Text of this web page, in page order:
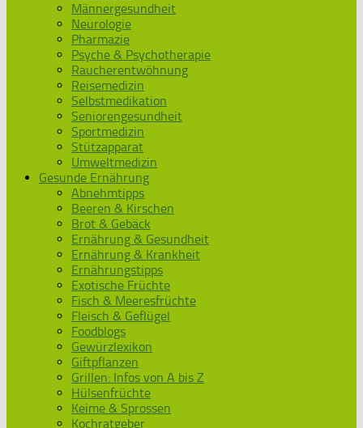
Männergesundheit
Neurologie
Pharmazie
Psyche & Psychotherapie
Raucherentwöhnung
Reisemedizin
Selbstmedikation
Seniorengesundheit
Sportmedizin
Stützapparat
Umweltmedizin
Gesunde Ernährung
Abnehmtipps
Beeren & Kirschen
Brot & Gebäck
Ernährung & Gesundheit
Ernährung & Krankheit
Ernährungstipps
Exotische Früchte
Fisch & Meeresfrüchte
Fleisch & Geflügel
Foodblogs
Gewürzlexikon
Giftpflanzen
Grillen: Infos von A bis Z
Hülsenfrüchte
Keime & Sprossen
Kochratgeber